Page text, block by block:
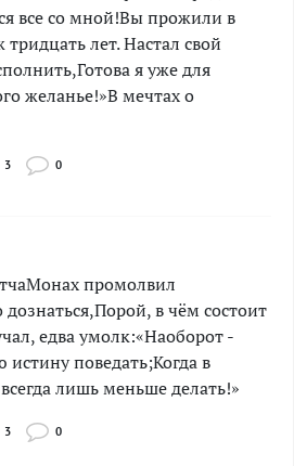
все со мной!Вы прожили в
лет. Настал свой
я уже для
желанье!»В мечтах о
3 0
промолвил
в чём состоит
едва умолк:«Наоборот -
истину поведать;Когда в
лишь меньше делать!»
3 0